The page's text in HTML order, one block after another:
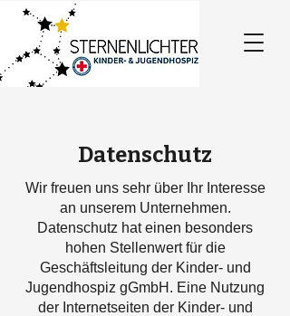
Datenschutz
Wir freuen uns sehr über Ihr Interesse
an unserem Unternehmen.
Datenschutz hat einen besonders
hohen Stellenwert für die
Geschäftsleitung der Kinder- und
Jugendhospiz gGmbH. Eine Nutzung
der Internetseiten der Kinder- und